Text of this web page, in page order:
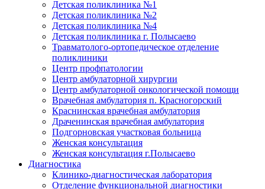
Детская поликлиника №1
Детская поликлиника №2
Детская поликлиника №4
Детская поликлиника г. Полысаево
Травматолого-ортопедическое отделение
поликлиники
Центр профпатологии
Центр амбулаторной хирургии
Центр амбулаторной онкологической помощи
Врачебная амбулатория п. Красногорский
Краснинская врачебная амбулатория
Драченинская врачебная амбулатория
Подгорновская участковая больница
Женская консультация
Женская консультация г.Полысаево
Диагностика
Клинико-диагностическая лаборатория
Отделение функциональной диагностики